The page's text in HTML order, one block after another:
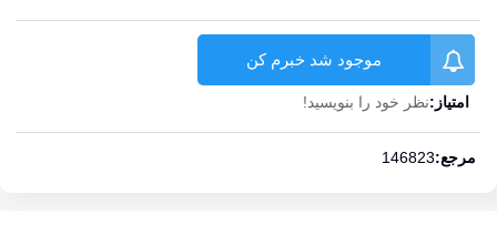
موجود شد خبرم کن
امتیاز:نظر خود را بنویسید!
مرجع:146823